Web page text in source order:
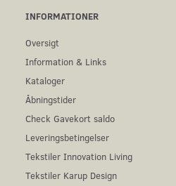
INFORMATIONER
Oversigt
Information & Links
Kataloger
Åbningstider
Check Gavekort saldo
Leveringsbetingelser
Tekstiler Innovation Living
Tekstiler Karup Design